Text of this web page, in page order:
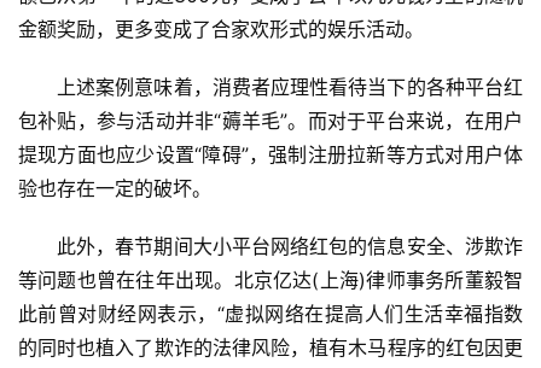
简
手
赚
P
金额奖励，更多变成了合家欢形式的娱乐活动。
上述案例意味着，消费者应理性看待当下的各种平台红
包补贴，参与活动并非“薅羊毛”。而对于平台来说，在用户
提现方面也应少设置“障碍”，强制注册拉新等方式对用户体
验也存在一定的破坏。
此外，春节期间大小平台网络红包的信息安全、涉欺诈
等问题也曾在往年出现。北京亿达(上海)律师事务所董毅智
此前曾对财经网表示，“虚拟网络在提高人们生活幸福指数
的同时也植入了欺诈的法律风险，植有木马程序的红包因更